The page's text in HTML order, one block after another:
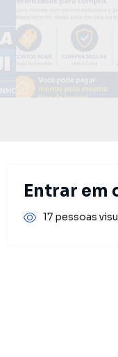
Entrar em
17 pessoas